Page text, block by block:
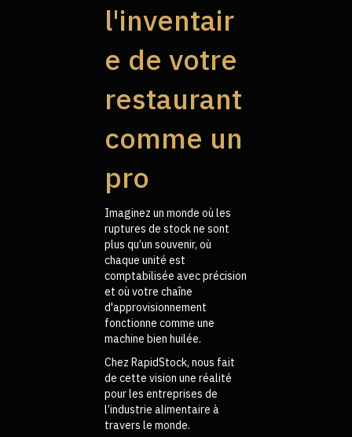
l'inventair
e de votre
restaurant
comme un
pro
Imaginez un monde où les
ruptures de stock ne sont
plus qu’un souvenir, où
chaque unité est
comptabilisée avec précision
et où votre chaîne
d'approvisionnement
fonctionne comme une
machine bien huilée.
Chez RapidStock, nous fait
de cette vision une réalité
pour les entreprises de
l’industrie alimentaire à
travers le monde.